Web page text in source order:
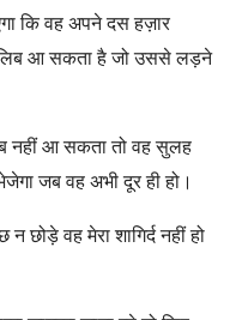
कि वह अपने दस हज़ार
आ सकता है जो उससे लड़ने
नहीं आ सकता तो वह सुलह
जब वह अभी दूर ही हो।
वह मेरा शागिर्द नहीं हो